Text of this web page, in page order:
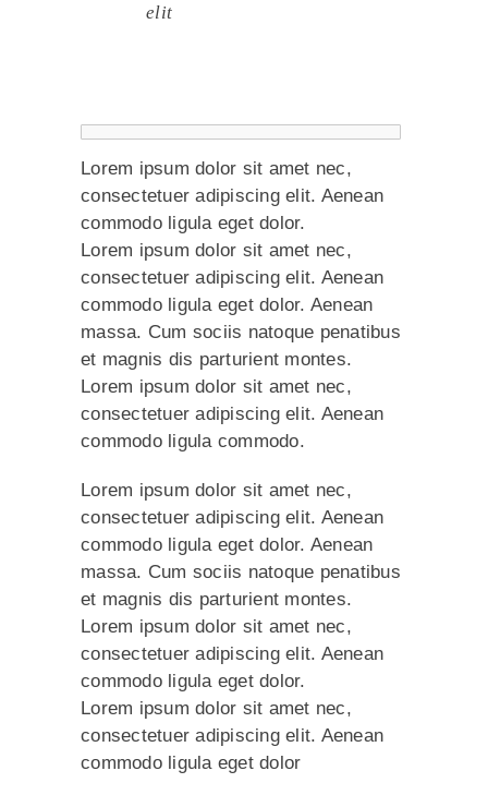
elit
Lorem ipsum dolor sit amet nec,
consectetuer adipiscing elit. Aenean
commodo ligula eget dolor.
Lorem ipsum dolor sit amet nec,
consectetuer adipiscing elit. Aenean
commodo ligula eget dolor. Aenean
massa. Cum sociis natoque penatibus
et magnis dis parturient montes.
Lorem ipsum dolor sit amet nec,
consectetuer adipiscing elit. Aenean
commodo ligula commodo.
Lorem ipsum dolor sit amet nec,
consectetuer adipiscing elit. Aenean
commodo ligula eget dolor. Aenean
massa. Cum sociis natoque penatibus
et magnis dis parturient montes.
Lorem ipsum dolor sit amet nec,
consectetuer adipiscing elit. Aenean
commodo ligula eget dolor.
Lorem ipsum dolor sit amet nec,
consectetuer adipiscing elit. Aenean
commodo ligula eget dolor